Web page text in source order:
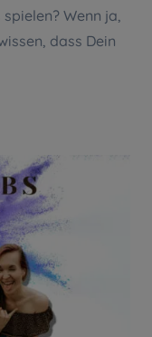
Wenn ja,
dass Dein